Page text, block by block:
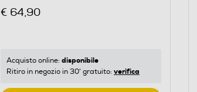
€ 64,90
Acquisto online: disponibile
Ritiro in negozio in 30' gratuito: verifica